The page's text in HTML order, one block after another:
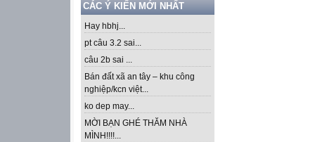
CÁC Ý KIẾN MỚI NHẤT
Hay hbhj...
pt câu 3.2 sai...
câu 2b sai ...
Bán đất xã an tây – khu công
nghiệp/kcn việt...
ko dep may...
MỜI BẠN GHÉ THĂM NHÀ
MÌNH!!!!...